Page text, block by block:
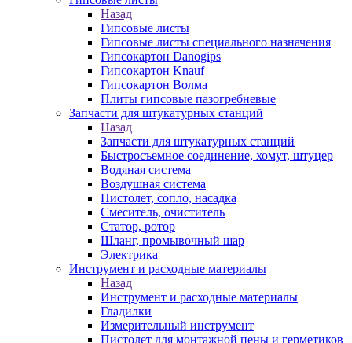
Назад
Гипсовые листы
Гипсовые листы специального назначения
Гипсокартон Danogips
Гипсокартон Knauf
Гипсокартон Волма
Плиты гипсовые пазогребневые
Запчасти для штукатурных станций
Назад
Запчасти для штукатурных станций
Быстросъемное соединение, хомут, штуцер
Водяная система
Воздушная система
Пистолет, сопло, насадка
Смеситель, очиститель
Статор, ротор
Шланг, промывочный шар
Электрика
Инструмент и расходные материалы
Назад
Инструмент и расходные материалы
Гладилки
Измерительный инструмент
Пистолет для монтажной пены и герметиков